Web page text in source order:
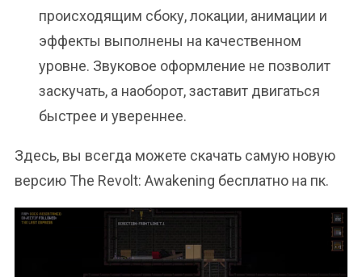
происходящим сбоку, локации, анимации и
эффекты выполнены на качественном
уровне. Звуковое оформление не позволит
заскучать, а наоборот, заставит двигаться
быстрее и увереннее.
Здесь, вы всегда можете скачать самую новую
версию The Revolt: Awakening бесплатно на пк.